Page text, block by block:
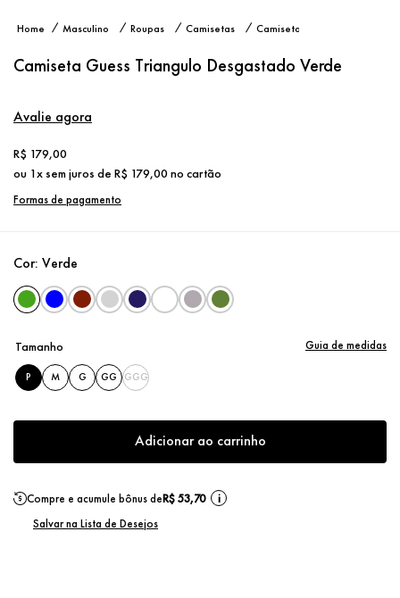
Masculino Roupas Camisetas
Camiseta
Desgastado
Verde
Camiseta Guess Triangulo Desgastado Verde
Avalie agora
R$ 179,00
ou 1x sem juros de R$ 179,00 no cartão
Formas de pagamento
Cor: Verde
Tamanho
P M G GG GGG
Guia de medidas
Adicionar ao carrinho
Compre e acumule bônus deR$ 53,70 i